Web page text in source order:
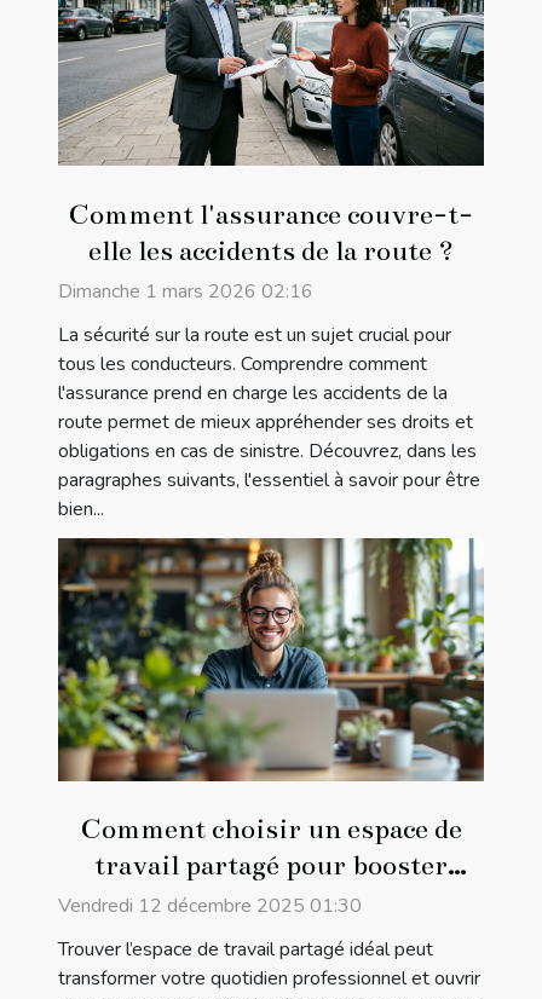
Comment l'assurance couvre-t-
elle les accidents de la route ?
Dimanche 1 mars 2026 02:16
La sécurité sur la route est un sujet crucial pour
tous les conducteurs. Comprendre comment
l'assurance prend en charge les accidents de la
route permet de mieux appréhender ses droits et
obligations en cas de sinistre. Découvrez, dans les
paragraphes suivants, l'essentiel à savoir pour être
bien...
Comment choisir un espace de
travail partagé pour booster
votre réseau professionnel ?
Vendredi 12 décembre 2025 01:30
Trouver l’espace de travail partagé idéal peut
transformer votre quotidien professionnel et ouvrir